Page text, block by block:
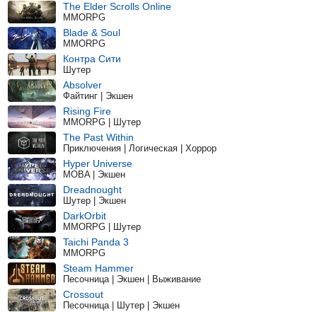
The Elder Scrolls Online
MMORPG
Blade & Soul
MMORPG
Контра Сити
Шутер
Absolver
Файтинг | Экшен
Rising Fire
MMORPG | Шутер
The Past Within
Приключения | Логическая | Хоррор
Hyper Universe
MOBA | Экшен
Dreadnought
Шутер | Экшен
DarkOrbit
MMORPG | Шутер
Taichi Panda 3
MMORPG
Steam Hammer
Песочница | Экшен | Выживание
Crossout
Песочница | Шутер | Экшен